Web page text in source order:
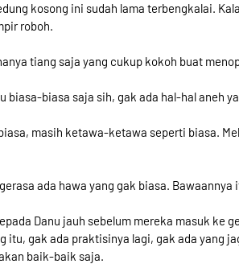
kosong ini sudah lama terbengkalai.
roboh.
tiang saja yang cukup kokoh buat
biasa-biasa saja sih, gak ada hal-hal aneh
masih ketawa-ketawa seperti biasa.
ada hawa yang gak biasa. Bawaannya
Danu jauh sebelum mereka masuk ke
itu, gak ada praktisinya lagi, gak ada yang
baik-baik saja.